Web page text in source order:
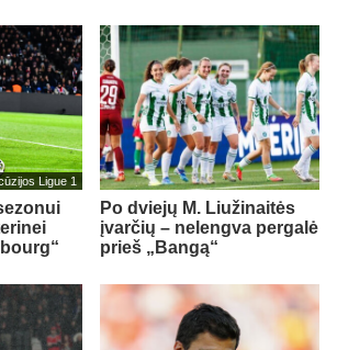
Ligue 1
Po dviejų M. Liužinaitės
įvarčių – nelengva pergalė
prieš „Bangą“